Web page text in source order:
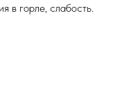
в горле, слабость.